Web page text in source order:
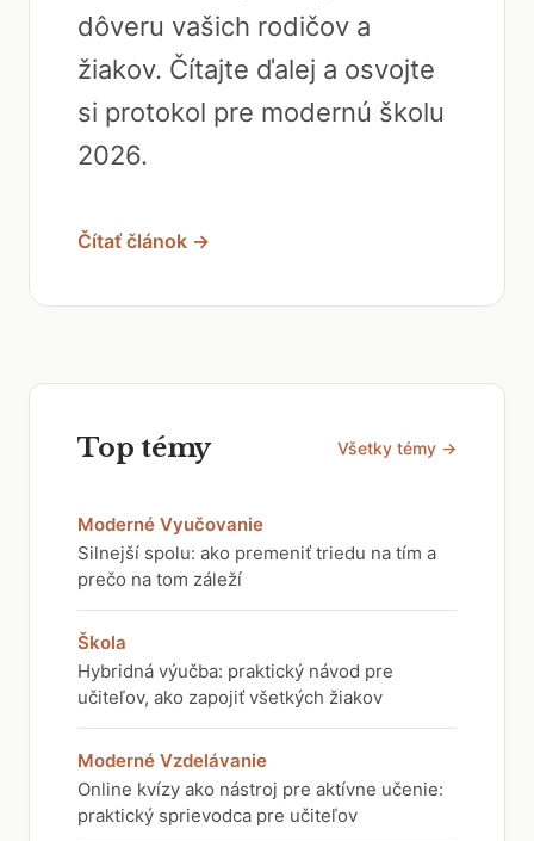
dôveru vašich rodičov a
žiakov. Čítajte ďalej a osvojte
si protokol pre modernú školu
2026.
Čítať článok →
Top témy Všetky témy →
Moderné Vyučovanie
Silnejší spolu: ako premeniť triedu na tím a
prečo na tom záleží
Škola
Hybridná výučba: praktický návod pre
učiteľov, ako zapojiť všetkých žiakov
Moderné Vzdelávanie
Online kvízy ako nástroj pre aktívne učenie:
praktický sprievodca pre učiteľov